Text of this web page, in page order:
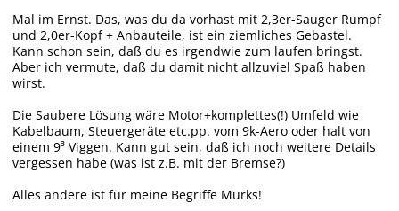
Mal im Ernst. Das, was du da vorhast mit 2,3er-Sauger Rumpf
und 2,0er-Kopf + Anbauteile, ist ein ziemliches Gebastel.
Kann schon sein, daß du es irgendwie zum laufen bringst.
Aber ich vermute, daß du damit nicht allzuviel Spaß haben
wirst.
Die Saubere Lösung wäre Motor+komplettes(!) Umfeld wie
Kabelbaum, Steuergeräte etc.pp. vom 9k-Aero oder halt von
einem 9³ Viggen. Kann gut sein, daß ich noch weitere Details
vergessen habe (was ist z.B. mit der Bremse?)
Alles andere ist für meine Begriffe Murks!